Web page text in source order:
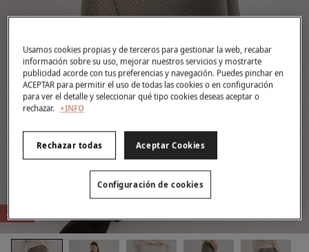
-81%
Usamos cookies propias y de terceros para gestionar la web, recabar
información sobre su uso, mejorar nuestros servicios y mostrarte
publicidad acorde con tus preferencias y navegación. Puedes pinchar en
ACEPTAR para permitir el uso de todas las cookies o en configuración
para ver el detalle y seleccionar qué tipo cookies deseas aceptar o
rechazar. +INFO
Rechazar todas Aceptar Cookies
Configuración de cookies